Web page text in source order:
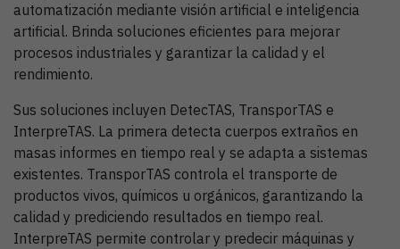
automatización mediante visión artificial e inteligencia
artificial. Brinda soluciones eficientes para mejorar
procesos industriales y garantizar la calidad y el
rendimiento.
Sus soluciones incluyen DetecTAS, TransporTAS e
InterpreTAS. La primera detecta cuerpos extraños en
masas informes en tiempo real y se adapta a sistemas
existentes. TransporTAS controla el transporte de
productos vivos, químicos u orgánicos, garantizando la
calidad y prediciendo resultados en tiempo real.
InterpreTAS permite controlar y predecir máquinas y